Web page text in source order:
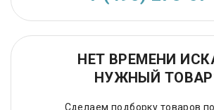
НЕТ ВРЕМЕНИ
НУЖНЫЙ
Сделаем подборку товаров